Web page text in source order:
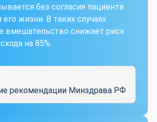
без согласия пациента
его жизни. В таких случаях
вмешательство снижает риск
на 85%.
рекомендации Минздрава РФ